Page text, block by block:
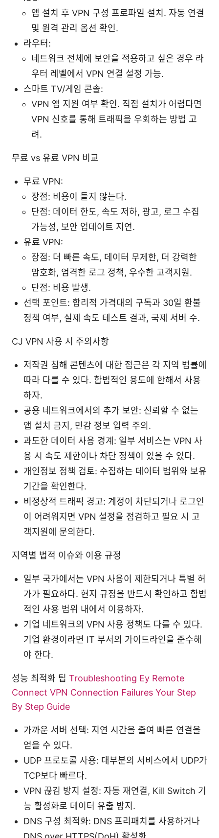
앱 설치 후 VPN 구성 프로파일 설치. 자동 연결
및 원격 관리 옵션 확인.
라우터:
네트워크 전체에 보안을 적용하고 싶은 경우 라
우터 레벨에서 VPN 연결 설정 가능.
스마트 TV/게임 콘솔:
VPN 앱 지원 여부 확인. 직접 설치가 어렵다면
VPN 신호를 통해 트래픽을 우회하는 방법 고
려.
무료 vs 유료 VPN 비교
무료 VPN:
장점: 비용이 들지 않는다.
단점: 데이터 한도, 속도 저하, 광고, 로그 수집
가능성, 보안 업데이트 지연.
유료 VPN:
장점: 더 빠른 속도, 데이터 무제한, 더 강력한
암호화, 엄격한 로그 정책, 우수한 고객지원.
단점: 비용 발생.
선택 포인트: 합리적 가격대의 구독과 30일 환불
정책 여부, 실제 속도 테스트 결과, 국제 서버 수.
CJ VPN 사용 시 주의사항
저작권 침해 콘텐츠에 대한 접근은 각 지역 법률에
따라 다를 수 있다. 합법적인 용도에 한해서 사용
하자.
공용 네트워크에서의 추가 보안: 신뢰할 수 없는
앱 설치 금지, 민감 정보 입력 주의.
과도한 데이터 사용 경계: 일부 서비스는 VPN 사
용 시 속도 제한이나 차단 정책이 있을 수 있다.
개인정보 정책 검토: 수집하는 데이터 범위와 보유
기간을 확인한다.
비정상적 트래픽 경고: 계정이 차단되거나 로그인
이 어려워지면 VPN 설정을 점검하고 필요 시 고
객지원에 문의한다.
지역별 법적 이슈와 이용 규정
일부 국가에서는 VPN 사용이 제한되거나 특별 허
가가 필요하다. 현지 규정을 반드시 확인하고 합법
적인 사용 범위 내에서 이용하자.
기업 네트워크의 VPN 사용 정책도 다를 수 있다.
기업 환경이라면 IT 부서의 가이드라인을 준수해
야 한다.
성능 최적화 팁 Troubleshooting Ey Remote
Connect VPN Connection Failures Your Step
By Step Guide
가까운 서버 선택: 지연 시간을 줄여 빠른 연결을
얻을 수 있다.
UDP 프로토콜 사용: 대부분의 서비스에서 UDP가
TCP보다 빠르다.
VPN 끊김 방지 설정: 자동 재연결, Kill Switch 기
능 활성화로 데이터 유출 방지.
DNS 구성 최적화: DNS 프리패치를 사용하거나